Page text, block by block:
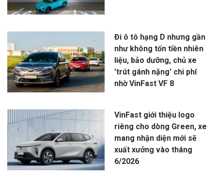
Đi ô tô hạng D nhưng gần
như không tốn tiền nhiên
liệu, bảo dưỡng, chủ xe
'trút gánh nặng' chi phí
nhờ VinFast VF 8
VinFast giới thiệu logo
riêng cho dòng Green, xe
mang nhận diện mới sẽ
xuất xưởng vào tháng
6/2026